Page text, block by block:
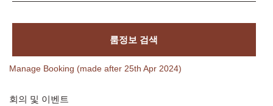
룸정보 검색
Manage Booking (made after 25th Apr 2024)
회의 및 이벤트